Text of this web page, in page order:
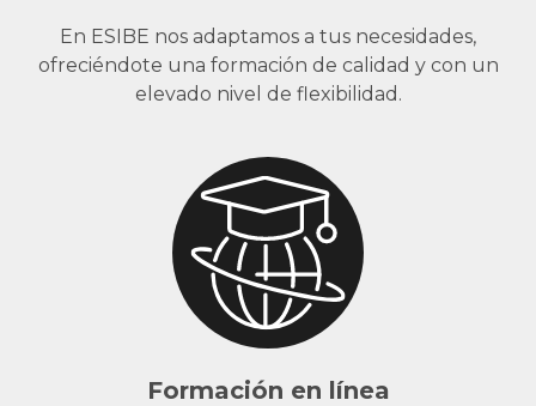
En ESIBE nos adaptamos a tus necesidades,
ofreciéndote una formación de calidad y con un
elevado nivel de flexibilidad.
Formación en línea